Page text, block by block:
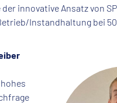
innovative Ansatz von
Instandhaltung bei